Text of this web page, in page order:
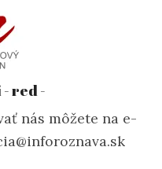
red -
nás môžete na e-